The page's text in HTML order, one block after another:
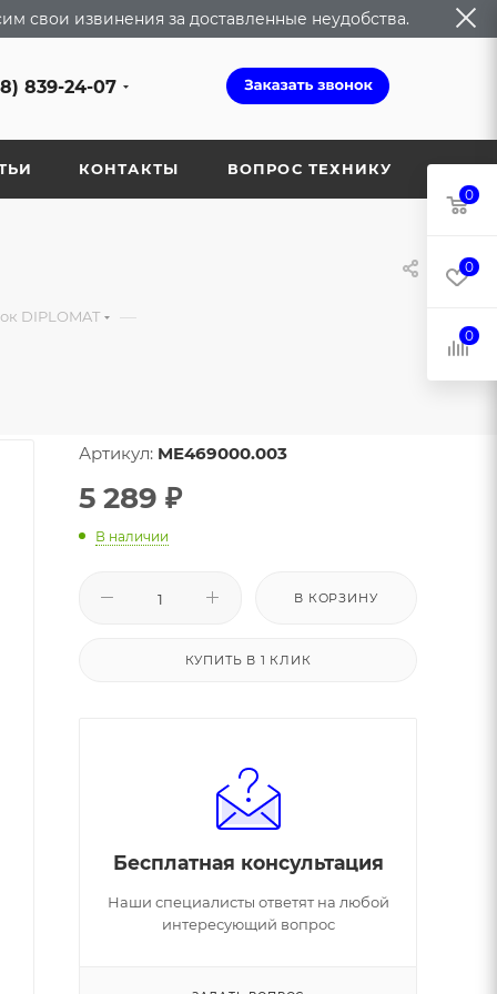
свои извинения за доставленные неудобства.
839-24-07
КОНТАКТЫ ВОПРОС ТЕХНИКУ
DIPLOMAT —
Артикул: ME469000.003
5 289 ₽
В наличии
В КОРЗИНУ
КУПИТЬ В 1 КЛИК
Бесплатная консультация
Наши специалисты ответят на любой
интересующий вопрос
0
0
0